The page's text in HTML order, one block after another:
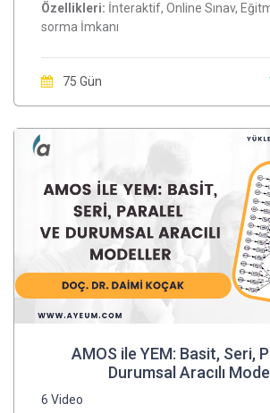
Özellikleri: İnteraktif, Online Sınav,
sorma İmkanı
75 Gün
AMOS ile YEM: Basit, Seri,
Durumsal Aracılı
6 Video